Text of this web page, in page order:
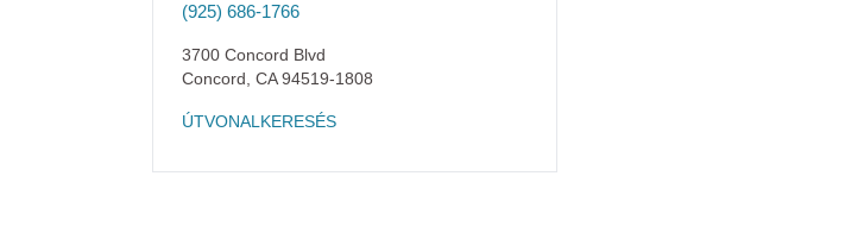
(925) 686-1766
3700 Concord Blvd
Concord CA94519-1808
ÚTVONALKERESÉS